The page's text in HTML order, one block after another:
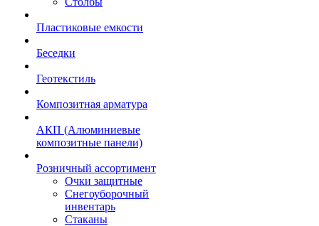
Пластиковые емкости
Беседки
Геотекстиль
Композитная арматура
АКП (Алюминиевые
композитные панели)
Розничный ассортимент
Очки защитные
Снегоуборочный
инвентарь
Стаканы